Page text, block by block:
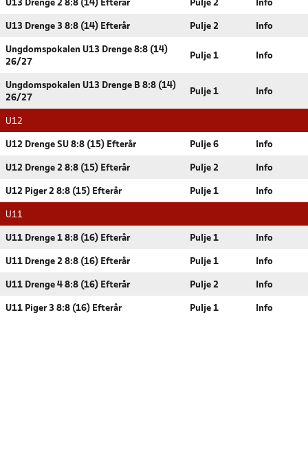
U13 Drenge 2 8:8 (14) Efterår Pulje 2 Info
U13 Drenge 3 8:8 (14) Efterår Pulje 2 Info
Ungdomspokalen U13 Drenge 8:8 (14)
26/27
Pulje 1 Info
Ungdomspokalen U13 Drenge B 8:8 (14)
26/27
Pulje 1 Info
U12
U12 Drenge SU 8:8 (15) Efterår Pulje 6 Info
U12 Drenge 2 8:8 (15) Efterår Pulje 2 Info
U12 Piger 2 8:8 (15) Efterår Pulje 1 Info
U11
U11 Drenge 1 8:8 (16) Efterår Pulje 1 Info
U11 Drenge 2 8:8 (16) Efterår Pulje 1 Info
U11 Drenge 4 8:8 (16) Efterår Pulje 2 Info
U11 Piger 3 8:8 (16) Efterår Pulje 1 Info